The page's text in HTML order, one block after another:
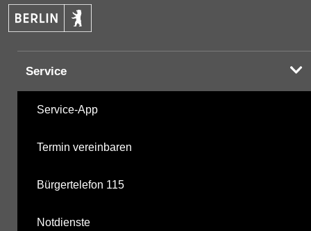
Service
Service-App
Termin vereinbaren
Bürgertelefon 115
Notdienste